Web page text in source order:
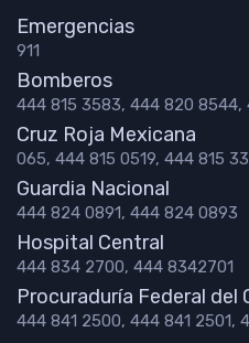
Emergencias
911
Bomberos
444 815 3583, 444 820 8544,
Cruz Roja Mexicana
065, 444 815 0519, 444 815
Guardia Nacional
444 824 0891, 444 824 0893
Hospital Central
444 834 2700, 444 8342701
Procuraduría Federal del
444 841 2500, 444 841 2501,